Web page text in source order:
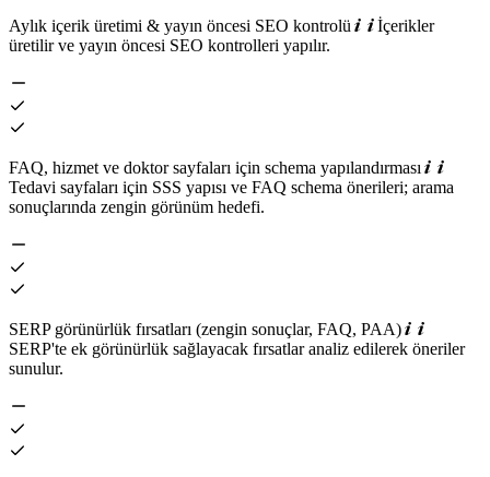
Aylık içerik üretimi & yayın öncesi SEO kontrolü
İçerikler
üretilir ve yayın öncesi SEO kontrolleri yapılır.
FAQ, hizmet ve doktor sayfaları için schema yapılandırması
Tedavi sayfaları için SSS yapısı ve FAQ schema önerileri; arama
sonuçlarında zengin görünüm hedefi.
SERP görünürlük fırsatları (zengin sonuçlar, FAQ, PAA)
SERP'te ek görünürlük sağlayacak fırsatlar analiz edilerek öneriler
sunulur.